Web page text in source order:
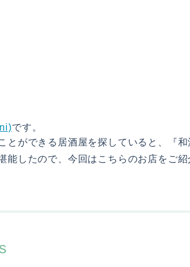
です。
とができる居酒屋を探していると、『
能したので、今回はこちらのお店をご紹